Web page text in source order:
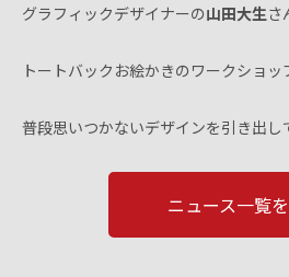
グラフィックデザイナーの山田大生さ
トートバックお絵かきのワークショッ
普段思いつかないデザインを引き出し
ニュース一覧